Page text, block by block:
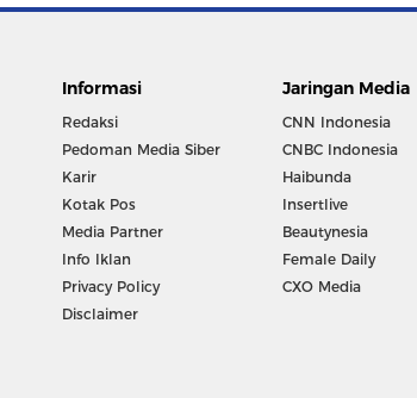
Informasi
Redaksi
Pedoman Media Siber
Karir
Kotak Pos
Media Partner
Info Iklan
Privacy Policy
Disclaimer
Jaringan Media
CNN Indonesia
CNBC Indonesia
Haibunda
Insertlive
Beautynesia
Female Daily
CXO Media